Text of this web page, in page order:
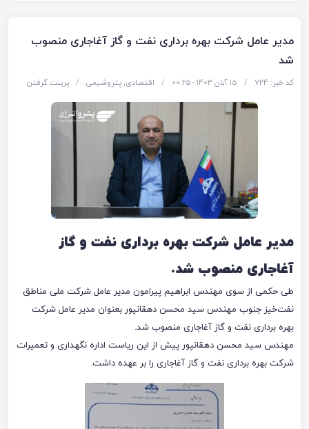
مدیر عامل شرکت بهره برداری نفت و گاز آغاجاری منصوب
شد
کد خبر: 724 / 15 آبان 1403 - ۰۰:۲۵ / اقتصادی, پتروشیمی / پرینت گرفتن
مدیر عامل شرکت بهره برداری نفت و گاز
آغاجاری منصوب شد.
طی حکمی از سوی مهندس ابراهیم پیرامون مدیر عامل شرکت ملی مناطق
نفت‌خیز جنوب مهندس سید محسن دهقانپور بعنوان مدیر عامل شرکت
بهره برداری نفت و گاز آغاجاری منصوب شد.
مهندس سید محسن دهقانپور پیش از این ریاست اداره نگهداری و تعمیرات
شرکت بهره برداری نفت و گاز آغاجاری را بر عهده داشت.